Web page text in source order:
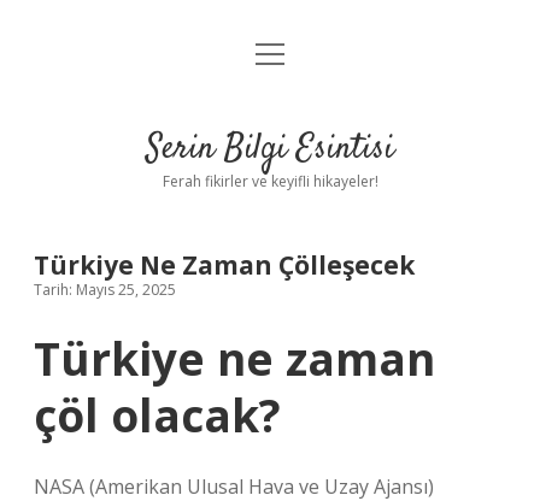
Anasayfa
Yasal Uyarı
menüyü
Serin Bilgi Esintisi
Ferah fikirler ve keyifli hikayeler!
Türkiye Ne Zaman Çölleşecek
Tarih: Mayıs 25, 2025
Türkiye ne zaman
çöl olacak?
NASA (Amerikan Ulusal Hava ve Uzay Ajansı)